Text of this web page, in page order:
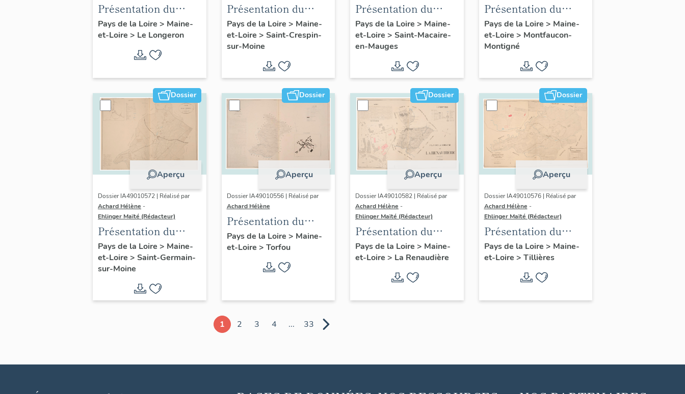
Présentation du
patrimoine
industriel de la
commune du
Pays de la Loire > Maine-
et-Loire > Le Longeron
Présentation du
patrimoine
industriel de la
commune de Saint-
Crespin-sur-Moine
Pays de la Loire > Maine-
et-Loire > Saint-Crespin-
sur-Moine
Présentation du
patrimoine
industriel de la
commune de Saint-
Macaire-en-Mauges
Pays de la Loire > Maine-
et-Loire > Saint-Macaire-
en-Mauges
Présentation du
patrimoine
industriel de la
commune de
Montfaucon-
Montigné
Pays de la Loire > Maine-
et-Loire > Montfaucon-
Montigné
Dossier
Aperçu
Dossier IA49010572 | Réalisé par
Achard Hélène -
Ehlinger Maïté (Rédacteur)
Présentation du
patrimoine
industriel de la
commune de Saint-
Germain-sur-Moine
Pays de la Loire > Maine-
et-Loire > Saint-Germain-
sur-Moine
Dossier
Aperçu
Dossier IA49010556 | Réalisé par
Achard Hélène
Présentation du
patrimoine
industriel de la
commune de Torfou
Pays de la Loire > Maine-
et-Loire > Torfou
Dossier
Aperçu
Dossier IA49010582 | Réalisé par
Achard Hélène -
Ehlinger Maïté (Rédacteur)
Présentation du
patrimoine
industriel de la
commune de La
Pays de la Loire > Maine-
et-Loire > La Renaudière
Dossier
Aperçu
Dossier IA49010576 | Réalisé par
Achard Hélène -
Ehlinger Maïté (Rédacteur)
Présentation du
patrimoine
industriel de la
commune de
Pays de la Loire > Maine-
et-Loire > Tillières
1 2 3 4 ... 33